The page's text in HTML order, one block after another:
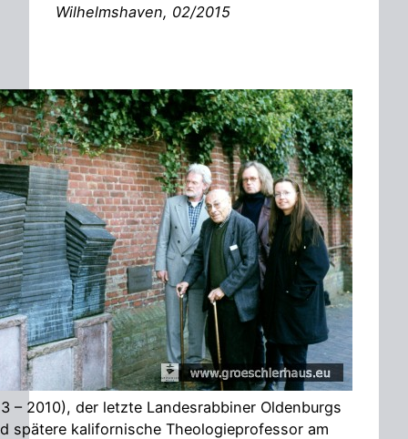
Wilhelmshaven, 02/2015
– 2010), der letzte Landesrabbiner Oldenburgs
spätere kalifornische Theologieprofessor am